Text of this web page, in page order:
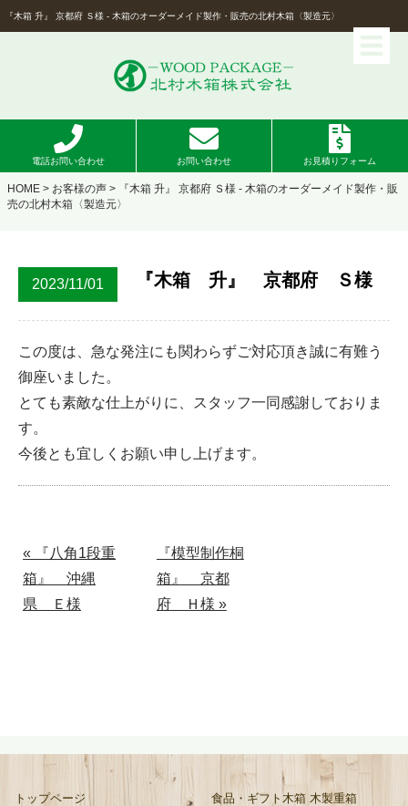
『木箱 升』 京都府 Ｓ様 - 木箱のオーダーメイド製作・販売の北村木箱〈製造元〉
電話お問い合わせ お問い合わせ お見積りフォーム
HOME > お客様の声 > 『木箱 升』 京都府 Ｓ様 - 木箱のオーダーメイド製作・販
売の北村木箱〈製造元〉
2023/11/01 『木箱 升』 京都府 Ｓ様
この度は、急な発注にも関わらずご対応頂き誠に有難う
御座いました。
とても素敵な仕上がりに、スタッフ一同感謝しておりま
す。
今後とも宜しくお願い申し上げます。
« 『八角1段重
箱』 沖縄
県 Ｅ様
『模型制作桐
箱』 京都
府 Ｈ様 »
トップページ
食品・ギフト木箱 木製重箱